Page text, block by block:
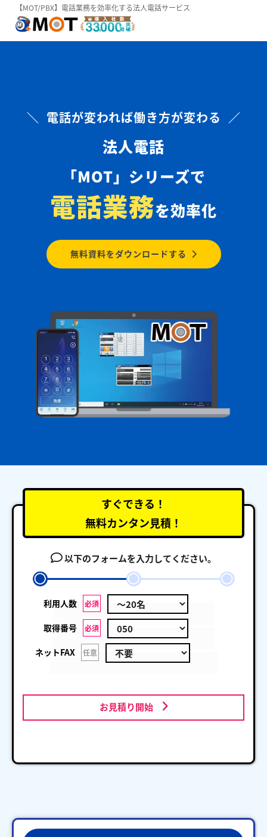
【MOT/PBX】電話業務を効率化する法人電話サービス
＼ 電話が変われば働き方が変わる ／
法人電話
「MOT」シリーズで
電話業務を効率化
無料資料をダウンロードする
すぐできる！
無料カンタン見積！
以下のフォームを入力してください。
利用人数 必須
取得番号 必須
ネットFAX 任意
お見積り開始